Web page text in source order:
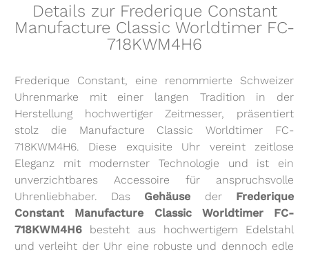
Details zur Frederique Constant
Manufacture Classic Worldtimer FC-
718KWM4H6
Frederique Constant, eine renommierte Schweizer
Uhrenmarke mit einer langen Tradition in der
Herstellung hochwertiger Zeitmesser, präsentiert
stolz die Manufacture Classic Worldtimer FC-
718KWM4H6. Diese exquisite Uhr vereint zeitlose
Eleganz mit modernster Technologie und ist ein
unverzichtbares Accessoire für anspruchsvolle
Uhrenliebhaber. Das Gehäuse der Frederique
Constant Manufacture Classic Worldtimer FC-
718KWM4H6 besteht aus hochwertigem Edelstahl
und verleiht der Uhr eine robuste und dennoch edle